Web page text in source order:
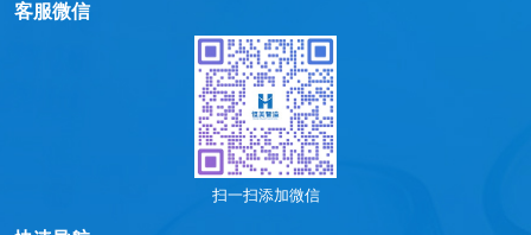
客服微信
扫一扫添加微信